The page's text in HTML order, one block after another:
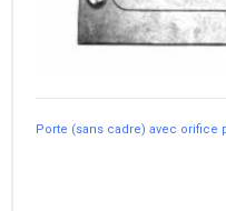
Porte (sans cadre) avec orifice